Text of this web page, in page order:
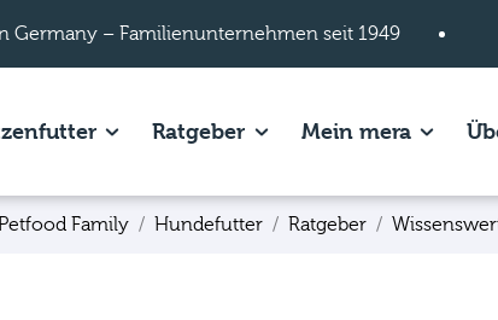
Germany – Familienunternehmen seit 1949
of Hundefutter page.
Show subpages of Katzenfutter page.
RatgeberShow subpages of
Mein meraShow
Family Hundefutter Ratgeber